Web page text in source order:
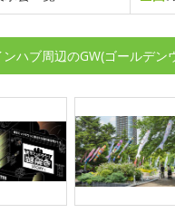
ハブ周辺のGW(ゴールデン